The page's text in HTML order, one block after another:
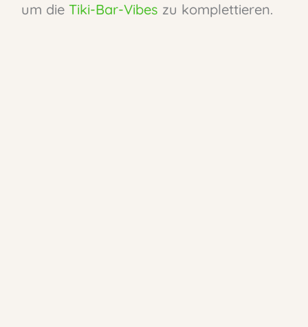
um die Tiki-Bar-Vibes zu komplettieren.